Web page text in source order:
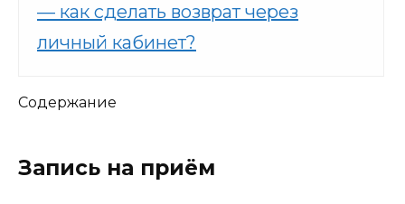
— как сделать возврат через
личный кабинет?
Содержание
Запись на приём